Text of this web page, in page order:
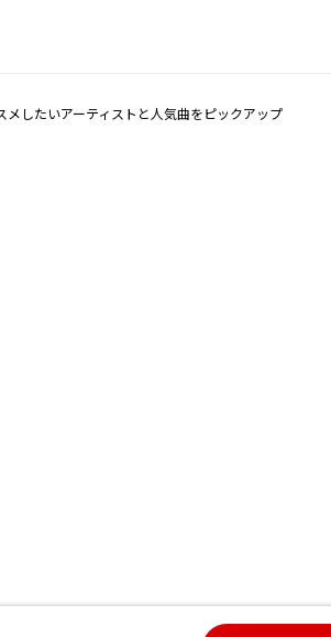
メしたいアーティストと人気曲をピックアップ